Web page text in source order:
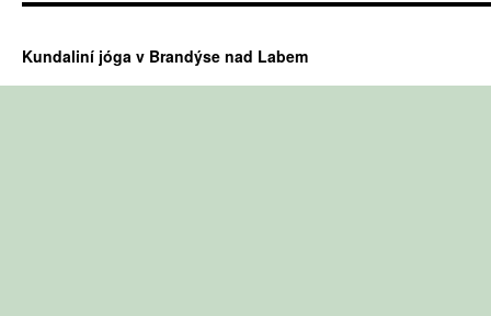
Kundaliní jóga v Brandýse nad Labem